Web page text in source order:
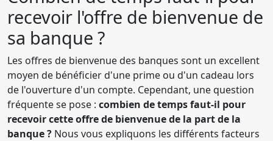
recevoir l'offre de bienvenue de
sa banque ?
Les offres de bienvenue des banques sont un excellent
moyen de bénéficier d'une prime ou d'un cadeau lors
de l'ouverture d'un compte. Cependant, une question
fréquente se pose : combien de temps faut-il pour
recevoir cette offre de bienvenue de la part de la
banque ? Nous vous expliquons les différents facteurs